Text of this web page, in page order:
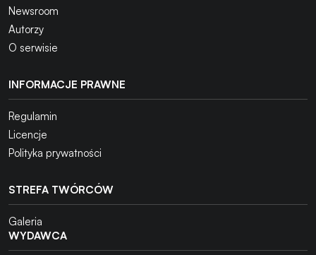
Newsroom
Autorzy
O serwisie
INFORMACJE PRAWNE
Regulamin
Licencje
Polityka prywatności
STREFA TWÓRCÓW
Galeria
WYDAWCA